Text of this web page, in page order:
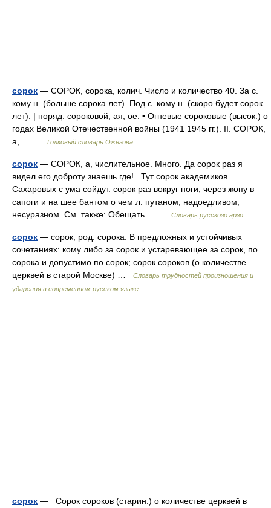
сорок — СОРОК, сорока, колич. Число и количество 40. За с.
кому н. (больше сорока лет). Под с. кому н. (скоро будет сорок
лет). | поряд. сороковой, ая, ое. • Огневые сороковые (высок.) о
годах Великой Отечественной войны (1941 1945 гг.). II. СОРОК,
а,… …
Толковый словарь Ожегова
сорок — СОРОК, а, числительное. Много. Да сорок раз я
видел его доброту знаешь где!.. Тут сорок академиков
Сахаровых с ума сойдут. сорок раз вокруг ноги, через жопу в
сапоги и на шее бантом о чем л. путаном, надоедливом,
несуразном. См. также: Обещать… …
Словарь русского арго
сорок — сорок, род. сорока. В предложных и устойчивых
сочетаниях: кому либо за сорок и устаревающее за сорок, по
сорока и допустимо по сорок; сорок сороков (о количестве
церквей в старой Москве) …
Словарь трудностей произношения и
ударения в современном русском языке
сорок — Сорок сороков (старин.) о количестве церквей в